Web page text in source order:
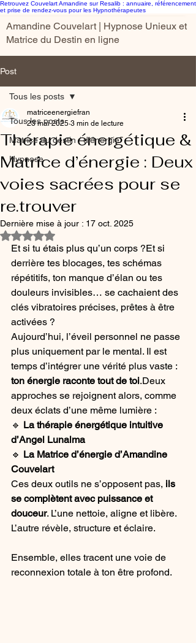
Retrouvez Couvelart Amandine sur Resalib : annuaire, référencement
et prise de rendez-vous pour les Hypnothérapeutes
Amandine Couvelart | Hypnose Unieux et
Matrice du Destin en ligne
Post
Tous les posts
Matrice du destin / d'énergie
Hypnose
Tous les posts
Thérapie énergétique &
Matrice d’énergie : Deux
voies sacrées pour se
re.trouver
matriceenergiefran
23 mai 2025 3 min de lecture
Dernière mise à jour : 17 oct. 2025
Noté NaN étoiles sur 5.
Et si tu étais plus qu’un corps ?Et si
derrière tes blocages, tes schémas
répétitifs, ton manque d’élan ou tes
douleurs invisibles… se cachaient des
clés vibratoires précises, prêtes à être
activées ?
Aujourd’hui, l’éveil personnel ne passe
plus uniquement par le mental. Il est
temps d’intégrer une vérité plus vaste :
ton énergie raconte tout de toi.Deux
approches se rejoignent alors, comme
deux éclats d’une même lumière :
🔹 La thérapie énergétique intuitive
d’Angel Lunalma
🔹 La Matrice d’énergie d’Amandine
Couvelart
Ces deux outils ne s’opposent pas, ils
se complètent avec puissance et
douceur. L’une nettoie, aligne et libère.
L’autre révèle, structure et éclaire.
Ensemble, elles tracent une voie de
reconnexion totale à ton être profond.